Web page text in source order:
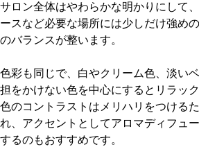
サロン全体はやわらかな明かりにして
ースなど必要な場所には少しだけ強め
のバランスが整います。
色彩も同じで、白やクリーム色、淡い
担をかけない色を中心にするとリラッ
色のコントラストはメリハリをつける
れ、アクセントとしてアロマディフュ
するのもおすすめです。